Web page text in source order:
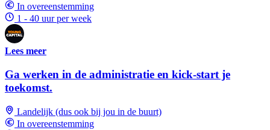
In overeenstemming
1 - 40 uur per week
Lees meer
Ga werken in de administratie en kick-start je
toekomst.
Landelijk (dus ook bij jou in de buurt)
In overeenstemming